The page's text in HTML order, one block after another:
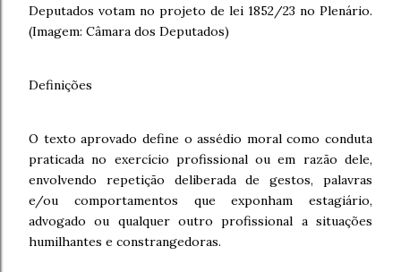
Deputados votam no projeto de lei 1852/23 no Plenário.
(Imagem: Câmara dos Deputados)
Definições
O texto aprovado define o assédio moral como conduta
praticada no exercício profissional ou em razão dele,
envolvendo repetição deliberada de gestos, palavras
e/ou comportamentos que exponham estagiário,
advogado ou qualquer outro profissional a situações
humilhantes e constrangedoras.